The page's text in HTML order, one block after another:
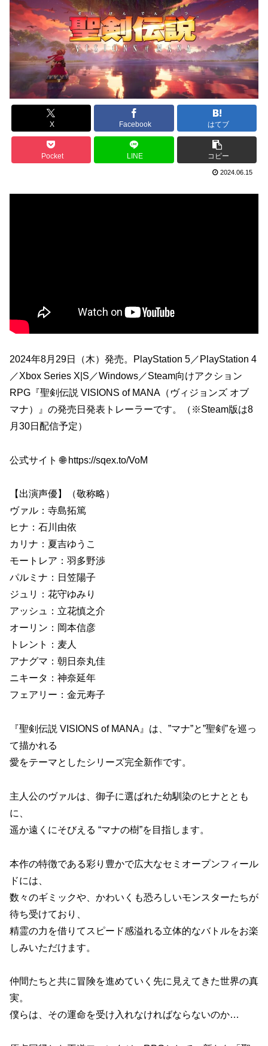
X Facebook はてブ
Pocket LINE コピー
2024.06.15
2024年8月29日（木）発売。PlayStation 5／PlayStation 4
／Xbox Series X|S／Windows／Steam向けアクション
RPG『聖剣伝説 VISIONS of MANA（ヴィジョンズ オブ
マナ）』の発売日発表トレーラーです。（※Steam版は8
月30日配信予定）
公式サイト 🌐 https://sqex.to/VoM
【出演声優】（敬称略）
ヴァル：寺島拓篤
ヒナ：石川由依
カリナ：夏吉ゆうこ
モートレア：羽多野渉
パルミナ：日笠陽子
ジュリ：花守ゆみり
アッシュ：立花慎之介
オーリン：岡本信彦
トレント：麦人
アナグマ：朝日奈丸佳
ニキータ：神奈延年
フェアリー：金元寿子
『聖剣伝説 VISIONS of MANA』は、”マナ”と”聖剣”を巡っ
て描かれる
愛をテーマとしたシリーズ完全新作です。
主人公のヴァルは、御子に選ばれた幼馴染のヒナととも
に、
遥か遠くにそびえる “マナの樹”を目指します。
本作の特徴である彩り豊かで広大なセミオープンフィール
ドには、
数々のギミックや、かわいくも恐ろしいモンスターたちが
待ち受けており、
精霊の力を借りてスピード感溢れる立体的なバトルをお楽
しみいただけます。
仲間たちと共に冒険を進めていく先に見えてきた世界の真
実。
僕らは、その運命を受け入れなければならないのか…